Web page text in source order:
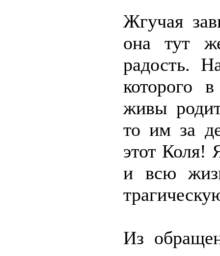
Жгучая
она тут
радость.
которого
живы
то им за
этот Коля!
и всю
Из